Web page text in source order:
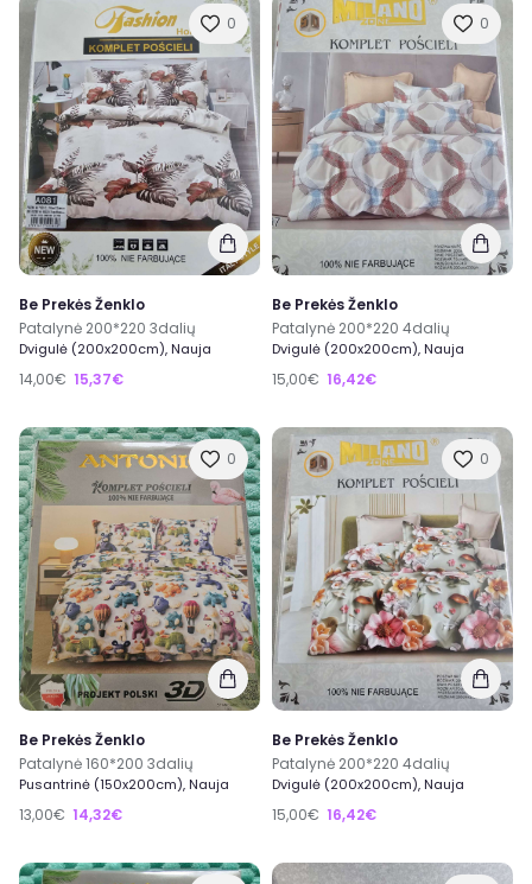
0
Be Prekės Ženklo
Patalynė 200*220 3dalių
Dvigulė (200x200cm), Nauja
14,00€ 15,37€
0
Be Prekės Ženklo
Patalynė 200*220 4dalių
Dvigulė (200x200cm), Nauja
15,00€ 16,42€
0
Be Prekės Ženklo
Patalynė 160*200 3dalių
Pusantrinė (150x200cm), Nauja
13,00€ 14,32€
0
Be Prekės Ženklo
Patalynė 200*220 4dalių
Dvigulė (200x200cm), Nauja
15,00€ 16,42€